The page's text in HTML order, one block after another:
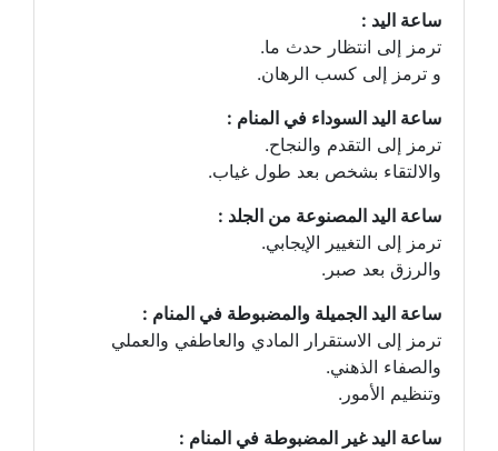
ساعة اليد :
ترمز إلى انتظار حدث ما.
و ترمز إلى كسب الرهان.
ساعة اليد السوداء في المنام :
ترمز إلى التقدم والنجاح.
والالتقاء بشخص بعد طول غياب.
ساعة اليد المصنوعة من الجلد :
ترمز إلى التغيير الإيجابي.
والرزق بعد صبر.
ساعة اليد الجميلة والمضبوطة في المنام :
ترمز إلى الاستقرار المادي والعاطفي والعملي
والصفاء الذهني.
وتنظيم الأمور.
ساعة اليد غير المضبوطة في المنام :